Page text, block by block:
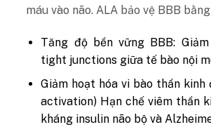
máu vào não. ALA bảo vệ BBB
Tăng độ bền vững BBB:
tight junctions giữa tế bào nội
Giảm hoạt hóa vi bào thần kinh
activation) Hạn chế viêm thần
kháng insulin não bộ và